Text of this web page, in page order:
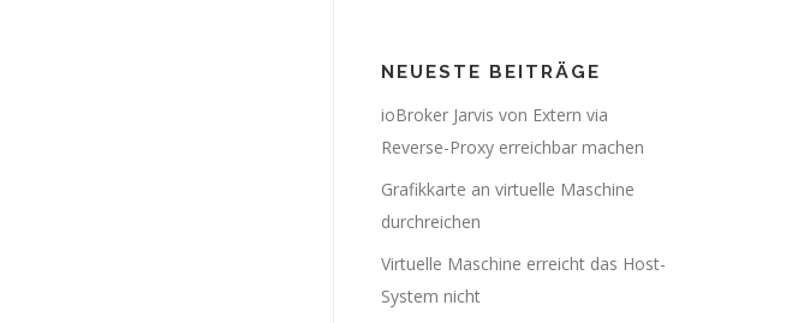
NEUESTE BEITRÄGE
ioBroker Jarvis von Extern via
Reverse-Proxy erreichbar machen
Grafikkarte an virtuelle Maschine
durchreichen
Virtuelle Maschine erreicht das Host-
System nicht